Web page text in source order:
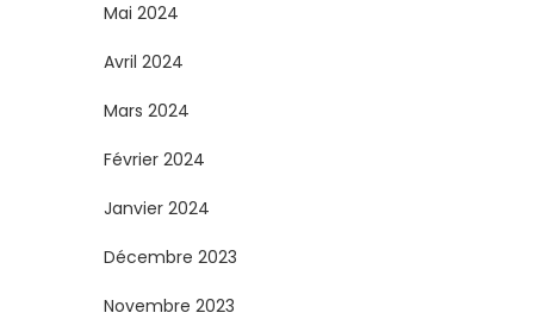
Mai 2024
Avril 2024
Mars 2024
Février 2024
Janvier 2024
Décembre 2023
Novembre 2023